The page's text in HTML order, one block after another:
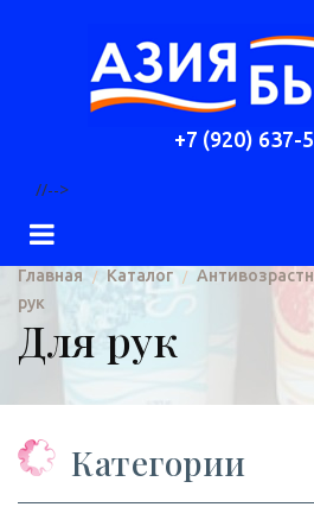
+7 (920) 637-
//-->
Главная / Каталог /
рук
Для рук
Категории